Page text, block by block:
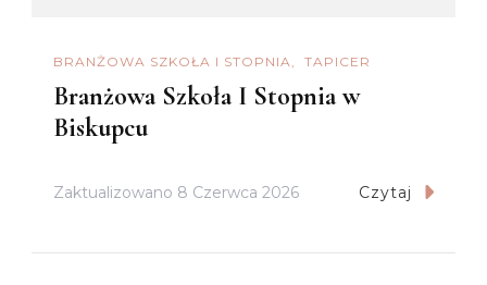
BRANŻOWA SZKOŁA I STOPNIA TAPICER
Branżowa Szkoła I Stopnia w
Biskupcu
Zaktualizowano 8 Czerwca 2026 Czytaj